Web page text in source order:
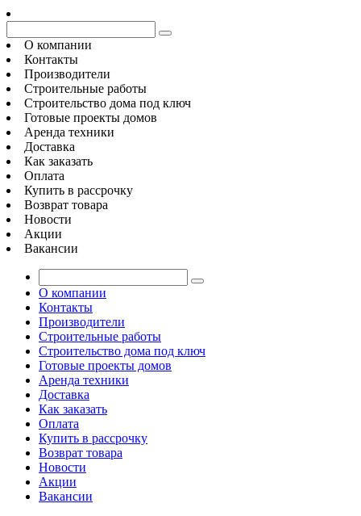
О компании
Контакты
Производители
Строительные работы
Строительство дома под ключ
Готовые проекты домов
Аренда техники
Доставка
Как заказать
Оплата
Купить в рассрочку
Возврат товара
Новости
Акции
Вакансии
О компании
Контакты
Производители
Строительные работы
Строительство дома под ключ
Готовые проекты домов
Аренда техники
Доставка
Как заказать
Оплата
Купить в рассрочку
Возврат товара
Новости
Акции
Вакансии